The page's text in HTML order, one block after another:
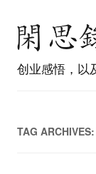
创业感悟，以
TAG ARCHIVES: